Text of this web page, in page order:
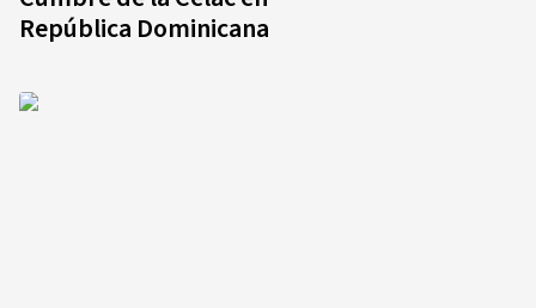
República Dominicana